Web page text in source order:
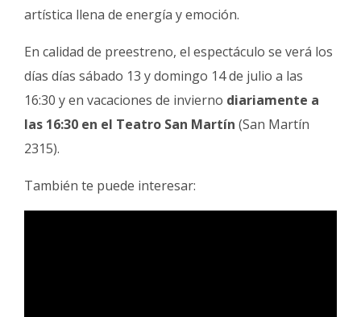
artística llena de energía y emoción.
En calidad de preestreno, el espectáculo se verá los
días días sábado 13 y domingo 14 de julio a las
16:30 y en vacaciones de invierno diariamente a
las 16:30 en el Teatro San Martín (San Martín
2315).
También te puede interesar: